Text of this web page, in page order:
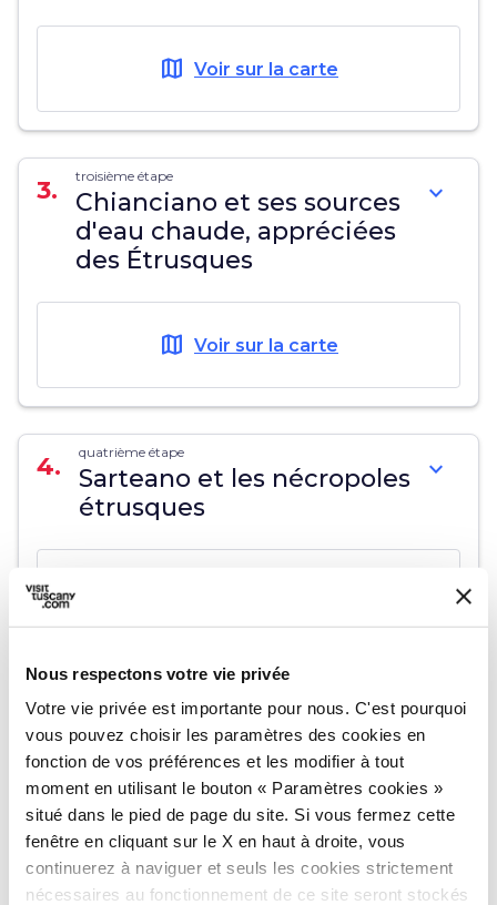
Nous respectons votre vie privée
Votre vie privée est importante pour nous. C'est pourquoi
vous pouvez choisir les paramètres des cookies en
fonction de vos préférences et les modifier à tout
moment en utilisant le bouton « Paramètres cookies »
situé dans le pied de page du site. Si vous fermez cette
fenêtre en cliquant sur le X en haut à droite, vous
continuerez à naviguer et seuls les cookies strictement
nécessaires au fonctionnement de ce site seront stockés
map Voir sur la carte
3. troisième étape
Chianciano et ses sources
d'eau chaude, appréciées
des Étrusques
expand_more
map Voir sur la carte
4. quatrième étape
Sarteano et les nécropoles
étrusques
expand_more
5. cinquième étape
Chiusi et le suggestif
Labyrinthe de Porsenna
expand_more
map Voir sur la carte